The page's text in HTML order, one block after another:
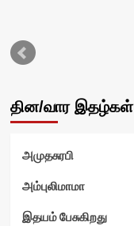
தின/வார இதழ்கள்
அமுதசுரபி
அம்புலிமாமா
இதயம் பேசுகிறது